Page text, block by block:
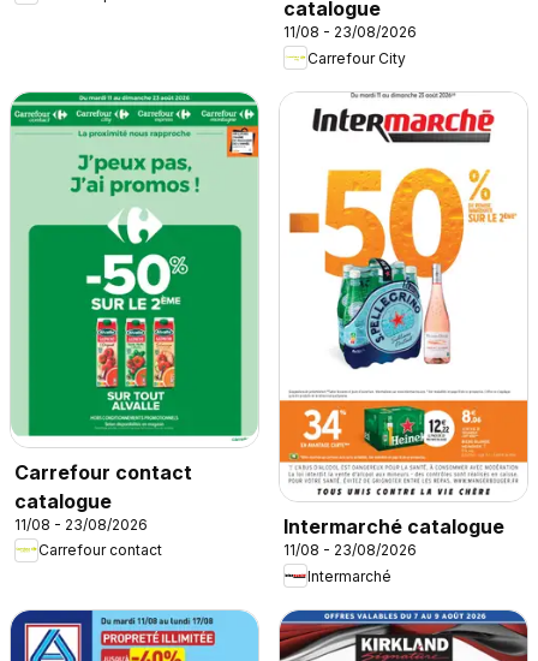
catalogue
11/08 - 23/08/2026
Carrefour City
Carrefour contact
catalogue
11/08 - 23/08/2026
Carrefour contact
Intermarché catalogue
11/08 - 23/08/2026
Intermarché